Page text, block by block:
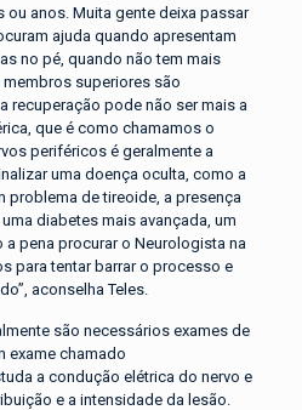
anos. Muita gente deixa passar
ajuda quando apresentam
no pé, quando não tem mais
superiores são
recuperação pode não ser mais a
que é como chamamos o
periféricos é geralmente a
uma doença oculta, como a
problema de tireoide, a presença
diabetes mais avançada, um
pena procurar o Neurologista na
para tentar barrar o processo e
aconselha Teles.
são necessários exames de
exame chamado
a condução elétrica do nervo e
e a intensidade da lesão.